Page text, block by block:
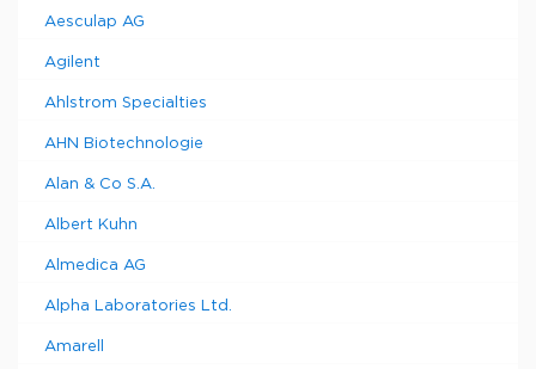
Aesculap AG
Agilent
Ahlstrom Specialties
AHN Biotechnologie
Alan & Co S.A.
Albert Kuhn
Almedica AG
Alpha Laboratories Ltd.
Amarell